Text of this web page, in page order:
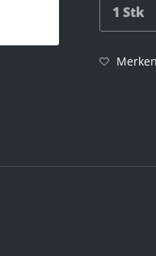
Merken